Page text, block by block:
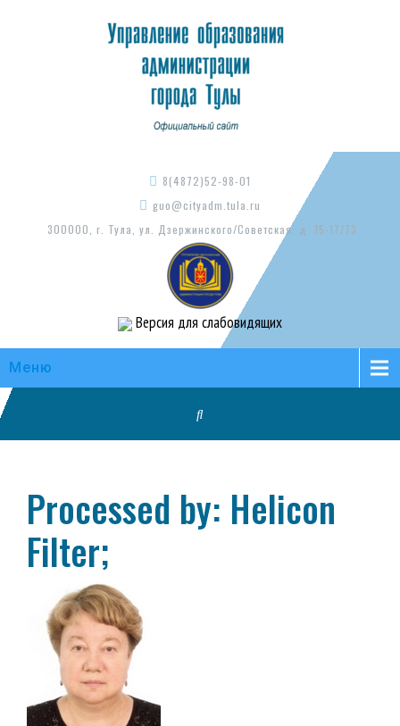
8(4872)52-98-01
guo@cityadm.tula.ru
300000, г. Тула, ул. Дзержинского/Советская, д. 15-17/73
Версия для слабовидящих
Меню
Processed by: Helicon
Filter;